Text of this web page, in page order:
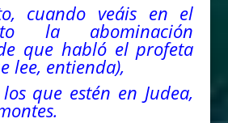
cuando veáis en el
la abominación
que habló el profeta
lee, entienda),
que estén en Judea,